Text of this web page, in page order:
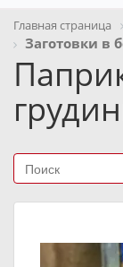
Главная страница
Заготовки в